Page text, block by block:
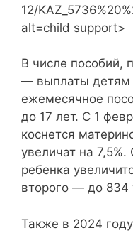
12/
alt=child support>
В числе пособий,
— выплаты детям
ежемесячное
до 17 лет. С 1
коснется
увеличат на
ребенка
второго — до 834
Также в 2024